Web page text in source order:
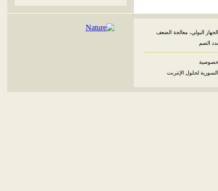
البولي، معالجة الضعف
الصم
السورية لحلول الإنترنت